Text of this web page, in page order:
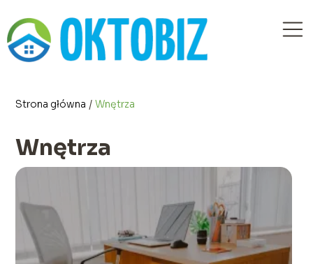
Strona główna /Wnętrza
Wnętrza